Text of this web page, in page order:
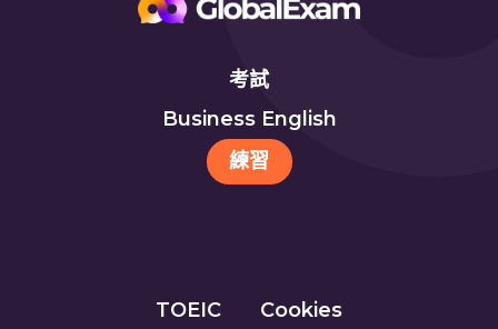
考試
Business English
練習
TOEIC Cookies